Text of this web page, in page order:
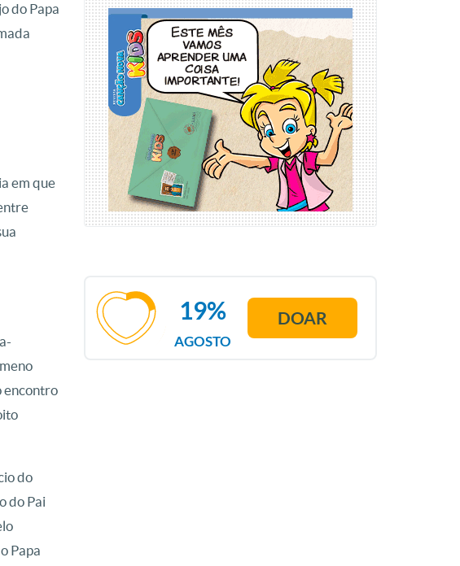
do Papa
em que
encontro
do
do Pai
Papa
AGOSTO
19% DOAR